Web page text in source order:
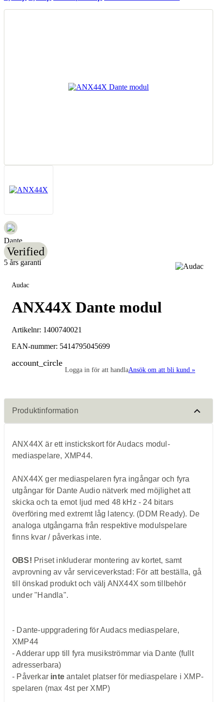
Dante
Verified
5 års garanti
Audac
ANX44X Dante modul
Artikelnr: 1400740021
EAN-nummer: 5414795045699
account_circle
Logga in för att handlaAnsök om att bli kund »
Produktinformation
ANX44X är ett instickskort för Audacs modul-
mediaspelare, XMP44.
ANX44X ger mediaspelaren fyra ingångar och fyra
utgångar för Dante Audio nätverk med möjlighet att
skicka och ta emot ljud med 48 kHz - 24 bitars
överföring med extremt låg latency. (DDM Ready). De
analoga utgångarna från respektive modulspelare
finns kvar / påverkas inte.
OBS! Priset inkluderar montering av kortet, samt
avprovning av vår serviceverkstad: För att beställa, gå
till önskad produkt och välj ANX44X som tillbehör
under "Handla".
- Dante-uppgradering för Audacs mediaspelare,
XMP44
- Adderar upp till fyra musikströmmar via Dante (fullt
adresserbara)
- Påverkar inte antalet platser för mediaspelare i XMP-
spelaren (max 4st per XMP)